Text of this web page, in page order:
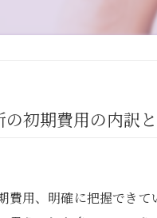
の初期費用の内訳
費用、明確に把握でき